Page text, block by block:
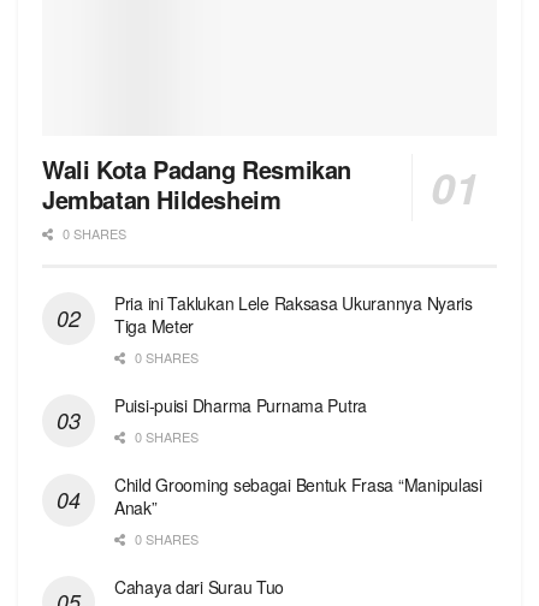
Wali Kota Padang Resmikan
Jembatan Hildesheim
0 SHARES
Pria ini Taklukan Lele Raksasa Ukurannya Nyaris
Tiga Meter
0 SHARES
Puisi-puisi Dharma Purnama Putra
0 SHARES
Child Grooming sebagai Bentuk Frasa “Manipulasi
Anak”
0 SHARES
Cahaya dari Surau Tuo